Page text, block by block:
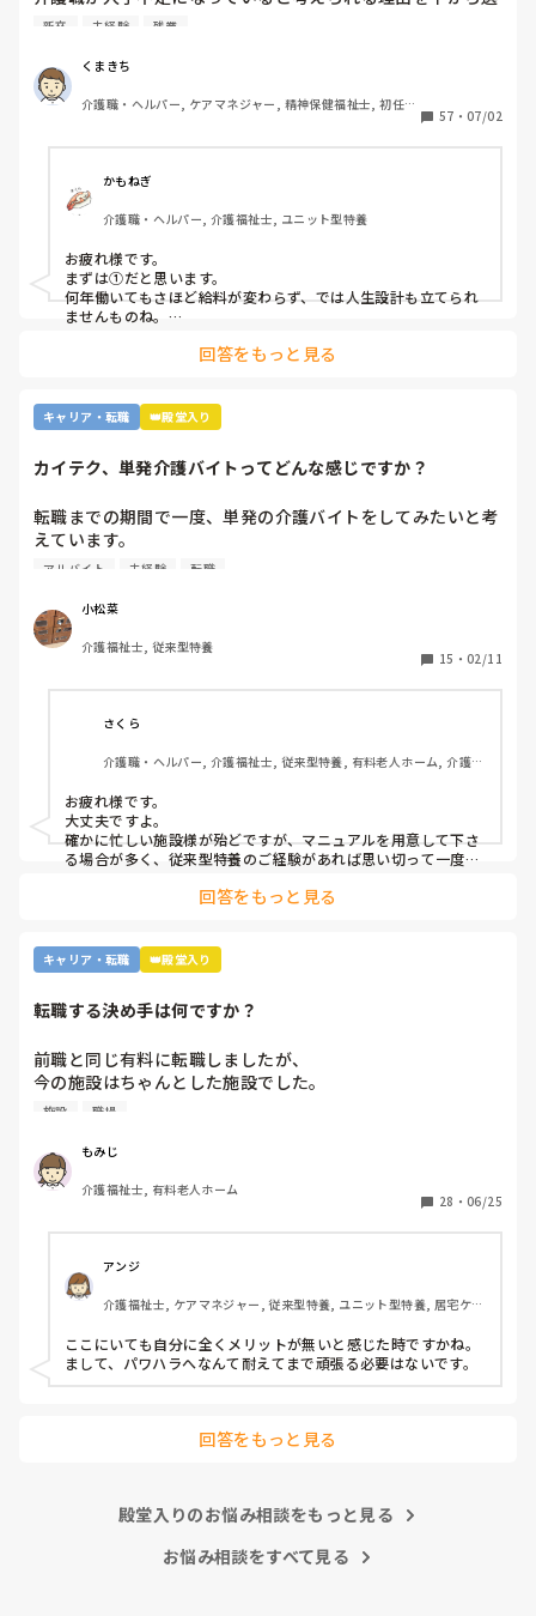
んで下さい
②利用者に叩かれるなど危険があるから。
③他業種に転職できるスキルがつかなさそうだから。
④職場の立地が悪いところが多いから。
⑥施設を作りすぎているから。
⑦時間外労働が多いから。
⑧介護の業界人が綺麗事しか言わないから。
⑨人がいないのに新卒を優遇するから。
⑩未経験可の求人しかないから。
11マネジメント層がまともでないから。
12その他
新卒 未経験 残業
くまきち
介護職・ヘルパー, ケアマネジャー, 精神保健福祉士, 初任者
57 ・ 07/02
かもねぎ
介護職・ヘルパー, 介護福祉士, ユニット型特養
お疲れ様です。
まずは①だと思います。
何年働いてもさほど給料が変わらず、では人生設計も立てられ
ませんものね。
回答をもっと見る
キャリア・転職 👑殿堂入り
カイテク、単発介護バイトってどんな感じですか？
転職までの期間で一度、単発の介護バイトをしてみたいと考
えています。
ですが単発バイトを求めてるってことはそれなりに忙しい施
かなか踏み出せずにいます。
もし経験ある方いらっしゃいましたら、どんな感じだったか
アルバイト 未経験 転職
小松菜
介護福祉士, 従来型特養
15 ・ 02/11
さくら
介護職・ヘルパー, 介護福祉士, 従来型特養, 有料老人ホーム, 介護老
実務者研修, ユニット型特養, 障害者支援施設
お疲れ様です。
大丈夫ですよ。
確かに忙しい施設様が殆どですが、マニュアルを用意して下さ
る場合が多く、従来型特養のご経験があれば思い切って一度働
施設様のレビューが書かれているので、参考になさると良いか
回答をもっと見る
キャリア・転職 👑殿堂入り
転職する決め手は何ですか？
前職と同じ有料に転職しましたが、
今の施設はちゃんとした施設でした。
いつもご機嫌を伺うみたいなとこが
あり、機嫌が悪いと理不尽に叱られる
みたいなとこがあり凹んだりしてました。
6月入社して最初は違い過ぎる事ばかりで
戸惑い、仕事を覚えるのが大変でしたが、
介護の仕事だけに集中出来る今の職場は
有難いなと感謝しています。
皆さんの転職する決め手は何ですか？
施設 職場
もみじ
介護福祉士, 有料老人ホーム
28 ・ 06/25
アンジ
介護福祉士, ケアマネジャー, 従来型特養, ユニット型特養, 居宅ケア
ここにいても自分に全くメリットが無いと感じた時ですかね。
まして、パワハラへなんて耐えてまで頑張る必要はないです。
回答をもっと見る
殿堂入りのお悩み相談をもっと見る
お悩み相談をすべて見る